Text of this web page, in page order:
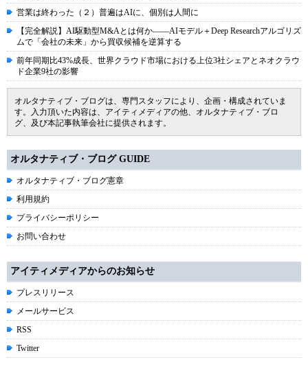
営業は終わった（２）普遍はAIに、個別は人間に
【完全解説】AI駆動型M&Aとは何か――AIモデル＋Deep Researchアルゴリズ
ムで「会社の未来」から買収候補を逆算する
前年同期比43%成長、世界クラウド市場における上位3社シェアとネオクラウ
ド企業9社の影響
オルタナティブ・ブログは、専門スタッフにより、企画・構成されていま
す。入力頂いた内容は、アイティメディアの他、オルタナティブ・ブロ
グ、及び本記事執筆会社に提供されます。
オルタナティブ・ブログ GUIDE
オルタナティブ・ブログ憲章
利用規約
プライバシーポリシー
お問い合わせ
アイティメディアからのお知らせ
プレスリリース
メールサービス
RSS
Twitter